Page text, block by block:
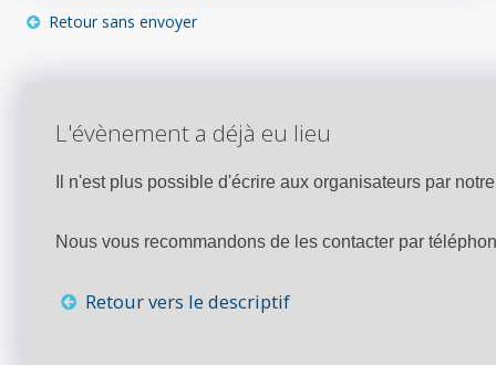
Retour sans envoyer
L'évènement a déjà eu lieu
Il n'est plus possible d'écrire aux organisateurs par
Nous vous recommandons de les contacter par
Retour vers le descriptif